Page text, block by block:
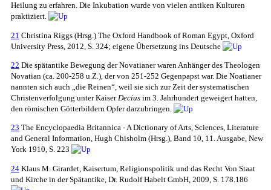
Heilung zu erfahren. Die Inkubation wurde von vielen antiken Kulturen
praktiziert.
21 Christina Riggs (Hrsg.) The Oxford Handbook of Roman Egypt, Oxford
University Press, 2012, S. 324; eigene Übersetzung ins Deutsche
22 Die spätantike Bewegung der Novatianer waren Anhänger des Theologen
Novatian (ca. 200-258 u.Z.), der von 251-252 Gegenpapst war. Die Noatianer
nannten sich auch „die Reinen“, weil sie sich zur Zeit der systematischen
Christenverfolgung unter Kaiser Decius im 3. Jahrhundert geweigert hatten,
den römischen Götterbildern Opfer darzubringen.
23 The Encyclopaedia Britannica - A Dictionary of Arts, Sciences, Literature
and General Information, Hugh Chisholm (Hrsg.), Band 10, 11. Ausgabe, New
York 1910, S. 223
24 Klaus M. Girardet, Kaisertum, Religionspolitik und das Recht Von Staat
und Kirche in der Spätantike, Dr. Rudolf Habelt GmbH, 2009, S. 178.186